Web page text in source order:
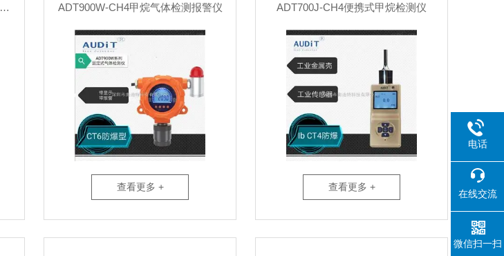
ADT700J-EX-CH4便携式热催化甲烷检测报警仪 ADT900W-CH4甲烷气体检测报警仪
查看更多 +
ADT700J-CH4便携式甲烷检测仪
查看更多 +
电话
在线交流
微信扫一扫